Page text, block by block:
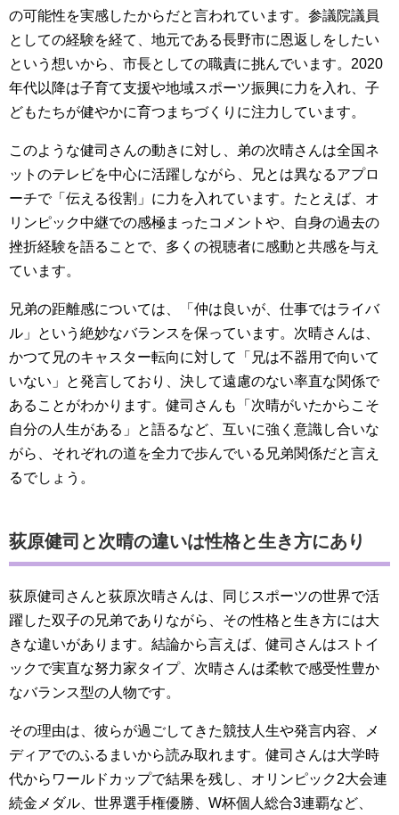
の可能性を実感したからだと言われています。参議院議員
としての経験を経て、地元である長野市に恩返しをしたい
という想いから、市長としての職責に挑んでいます。2020
年代以降は子育て支援や地域スポーツ振興に力を入れ、子
どもたちが健やかに育つまちづくりに注力しています。
このような健司さんの動きに対し、弟の次晴さんは全国ネ
ットのテレビを中心に活躍しながら、兄とは異なるアプロ
ーチで「伝える役割」に力を入れています。たとえば、オ
リンピック中継での感極まったコメントや、自身の過去の
挫折経験を語ることで、多くの視聴者に感動と共感を与え
ています。
兄弟の距離感については、「仲は良いが、仕事ではライバ
ル」という絶妙なバランスを保っています。次晴さんは、
かつて兄のキャスター転向に対して「兄は不器用で向いて
いない」と発言しており、決して遠慮のない率直な関係で
あることがわかります。健司さんも「次晴がいたからこそ
自分の人生がある」と語るなど、互いに強く意識し合いな
がら、それぞれの道を全力で歩んでいる兄弟関係だと言え
るでしょう。
荻原健司と次晴の違いは性格と生き方にあり
荻原健司さんと荻原次晴さんは、同じスポーツの世界で活
躍した双子の兄弟でありながら、その性格と生き方には大
きな違いがあります。結論から言えば、健司さんはストイ
ックで実直な努力家タイプ、次晴さんは柔軟で感受性豊か
なバランス型の人物です。
その理由は、彼らが過ごしてきた競技人生や発言内容、メ
ディアでのふるまいから読み取れます。健司さんは大学時
代からワールドカップで結果を残し、オリンピック2大会連
続金メダル、世界選手権優勝、W杯個人総合3連覇など、